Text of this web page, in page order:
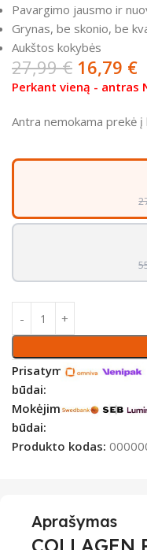
Pavargimo jausmo ir
Grynas, be skonio, be
Aukštos kokybės
27,99€ 16,79 €
Perkant vieną - antras
Antra nemokama prekė
Prisatymo
būdai:
Mokėjimo
būdai:
Produkto kodas:
Aprašymas